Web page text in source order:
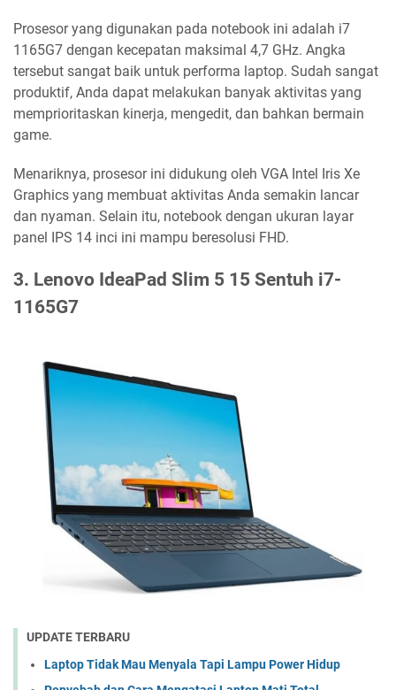
Prosesor yang digunakan pada notebook ini adalah i7
1165G7 dengan kecepatan maksimal 4,7 GHz. Angka
tersebut sangat baik untuk performa laptop. Sudah sangat
produktif, Anda dapat melakukan banyak aktivitas yang
memprioritaskan kinerja, mengedit, dan bahkan bermain
game.
Menariknya, prosesor ini didukung oleh VGA Intel Iris Xe
Graphics yang membuat aktivitas Anda semakin lancar
dan nyaman. Selain itu, notebook dengan ukuran layar
panel IPS 14 inci ini mampu beresolusi FHD.
3. Lenovo IdeaPad Slim 5 15 Sentuh i7-
1165G7
UPDATE TERBARU
Laptop Tidak Mau Menyala Tapi Lampu Power Hidup